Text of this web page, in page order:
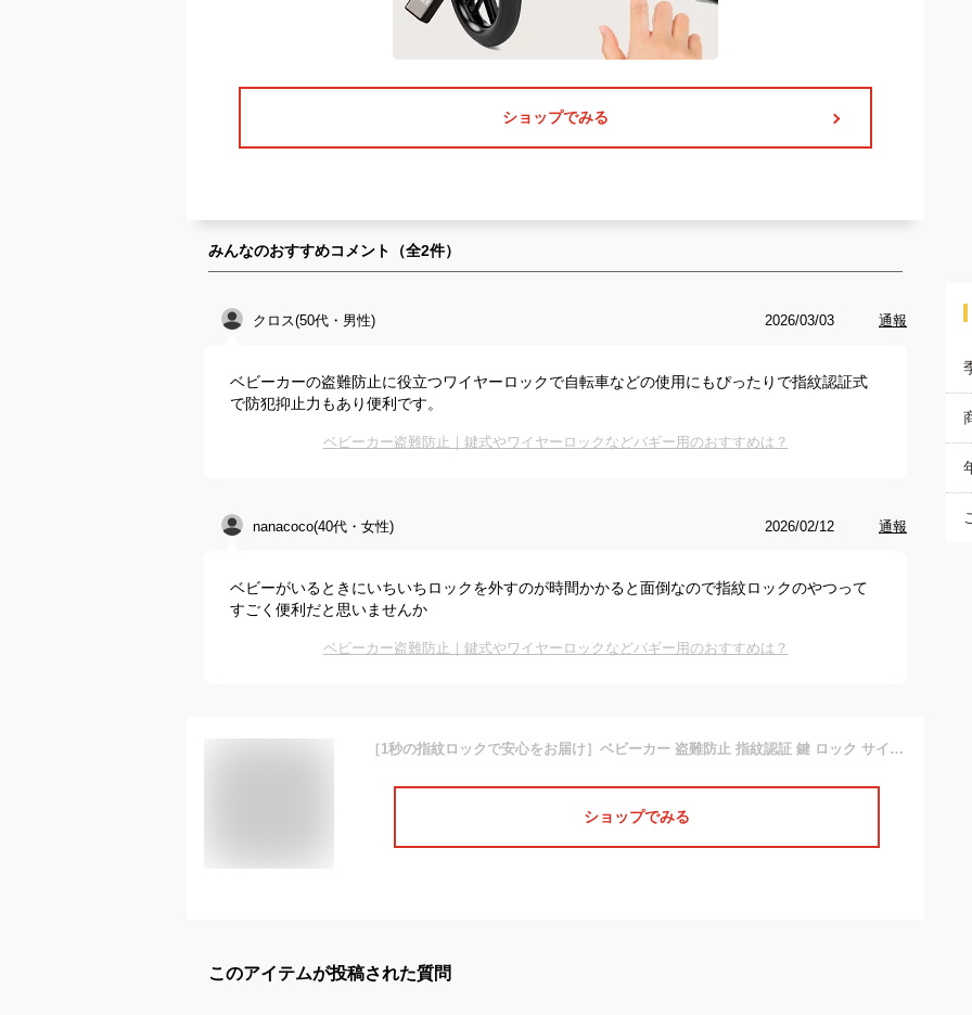
ショップでみる
みんなのおすすめコメント（全2件）
クロス(50代・男性) 2026/03/03 通報
ベビーカーの盗難防止に役立つワイヤーロックで自転車などの使用にもぴったりで指紋認証式
で防犯抑止力もあり便利です。
ベビーカー盗難防止｜鍵式やワイヤーロックなどバギー用のおすすめは？
nanacoco(40代・女性) 2026/02/12 通報
ベビーがいるときにいちいちロックを外すのが時間かかると面倒なので指紋ロックのやつって
すごく便利だと思いませんか
ベビーカー盗難防止｜鍵式やワイヤーロックなどバギー用のおすすめは？
［1秒の指紋ロックで安心をお届け］ベビーカー 盗難防止 指紋認証 鍵 ロック サイベックス ワイヤー 自転車 ワイヤーケーブル ヘルメット 旅行 窃盗 犯罪防止 テーマパーク 遊園地 動物園 ショッピングモール 公園
ショップでみる
このアイテムが投稿された質問